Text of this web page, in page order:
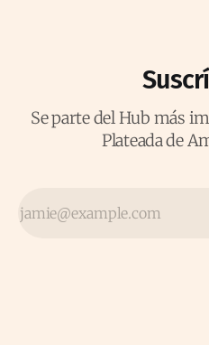
Se parte del Hub más
Plateada de